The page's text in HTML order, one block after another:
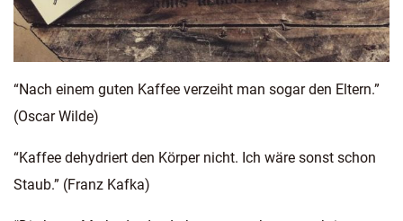
“Nach einem guten Kaffee verzeiht man sogar den Eltern.”
(Oscar Wilde)
“Kaffee dehydriert den Körper nicht. Ich wäre sonst schon
Staub.” (Franz Kafka)